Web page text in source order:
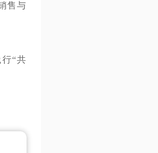
售与
“共